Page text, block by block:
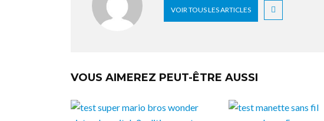
VOIR TOUS LES ARTICLES
VOUS AIMEREZ PEUT-ÊTRE AUSSI